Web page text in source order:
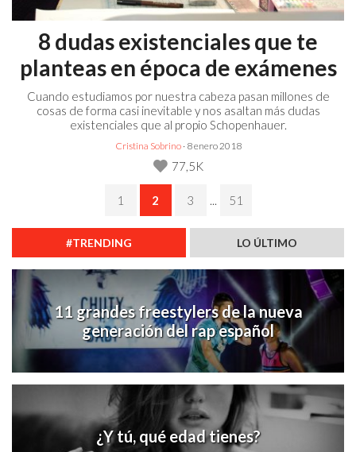
8 dudas existenciales que te
planteas en época de exámenes
Cuando estudiamos por nuestra cabeza pasan millones de
cosas de forma casi inevitable y nos asaltan más dudas
existenciales que al propio Schopenhauer.
Cristina Sobrino· 8 enero 2018
77,5K
1 2 3 ... 51
#TRENDING LO ÚLTIMO
11 grandes freestylers de la nueva
generación del rap español
¿Y tú, qué edad tienes?